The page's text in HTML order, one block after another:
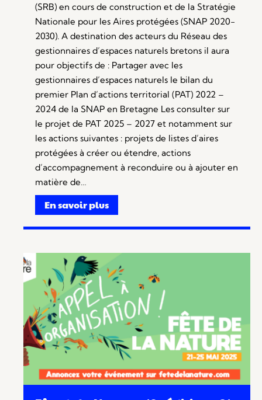
(SRB) en cours de construction et de la Stratégie
Nationale pour les Aires protégées (SNAP 2020-
2030). A destination des acteurs du Réseau des
gestionnaires d’espaces naturels bretons il aura
pour objectifs de : Partager avec les
gestionnaires d’espaces naturels le bilan du
premier Plan d’actions territorial (PAT) 2022 –
2024 de la SNAP en Bretagne Les consulter sur
le projet de PAT 2025 – 2027 et notamment sur
les actions suivantes : projets de listes d’aires
protégées à créer ou étendre, actions
d’accompagnement à reconduire ou à ajouter en
matière de…
En savoir plus